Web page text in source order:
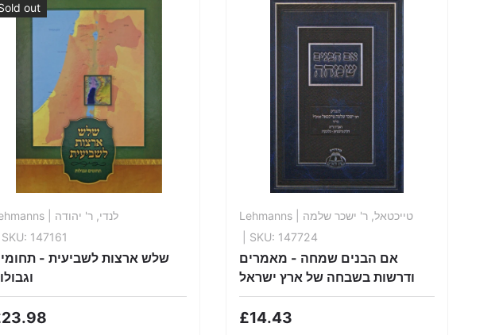
out
| לנדי, ר' יהודה
SKU: 147161
שלש ארצות לשביעית -
Lehmanns
| טייכטאל, ר' ישכר שלמה
| SKU: 147724
אם הבנים שמחה - מאמרים
ודרשות בשבחה של ארץ ישראל
£14.43